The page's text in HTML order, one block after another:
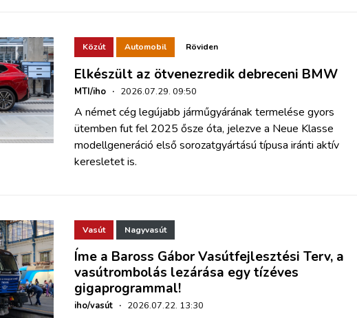
Közút Automobil Röviden
Elkészült az ötvenezredik debreceni BMW
MTI/iho · 2026.07.29. 09:50
A német cég legújabb járműgyárának termelése gyors
ütemben fut fel 2025 ősze óta, jelezve a Neue Klasse
modellgeneráció első sorozatgyártású típusa iránti aktív
keresletet is.
Vasút Nagyvasút
Íme a Baross Gábor Vasútfejlesztési Terv, a
vasútrombolás lezárása egy tízéves
gigaprogrammal!
iho/vasút · 2026.07.22. 13:30